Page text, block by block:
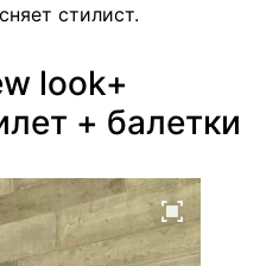
стилист.
look+
+ балетки